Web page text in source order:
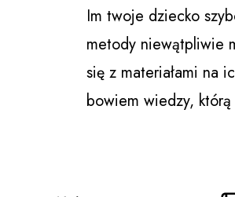
Im twoje dziecko
metody niewątpliwie
się z materiałami na
bowiem wiedzy,